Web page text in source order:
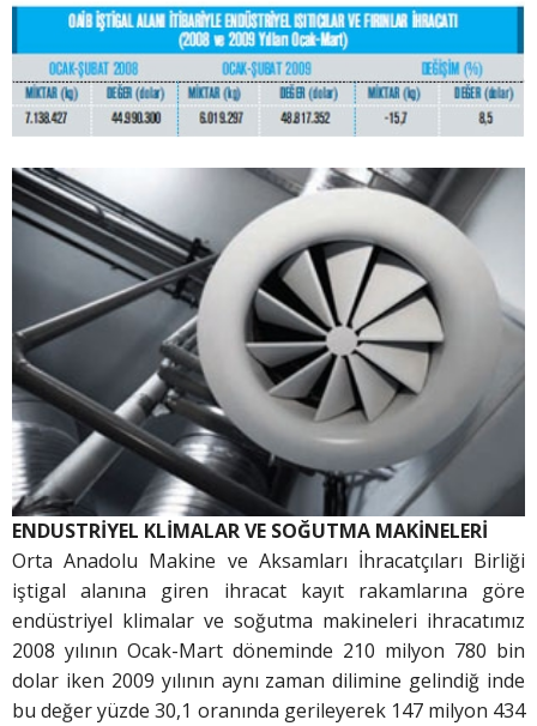
ENDUSTRİYEL KLİMALAR VE SOĞUTMA MAKİNELERİ
Orta Anadolu Makine ve Aksamları İhracatçıları Birliği
iştigal alanına giren ihracat kayıt rakamlarına göre
endüstriyel klimalar ve soğutma makineleri ihracatımız
2008 yılının Ocak-Mart döneminde 210 milyon 780 bin
dolar iken 2009 yılının aynı zaman dilimine gelindiğ inde
bu değer yüzde 30,1 oranında gerileyerek 147 milyon 434